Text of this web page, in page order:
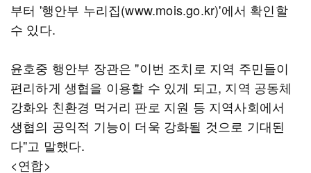
부터 '행안부 누리집(www.mois.go.kr)'에서 확인할
수 있다.
윤호중 행안부 장관은 "이번 조치로 지역 주민들이
편리하게 생협을 이용할 수 있게 되고, 지역 공동체
강화와 친환경 먹거리 판로 지원 등 지역사회에서
생협의 공익적 기능이 더욱 강화될 것으로 기대된
다"고 말했다.
<연합>